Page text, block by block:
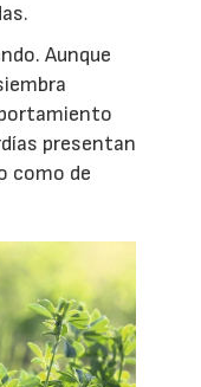
Aunque
presentan
como de